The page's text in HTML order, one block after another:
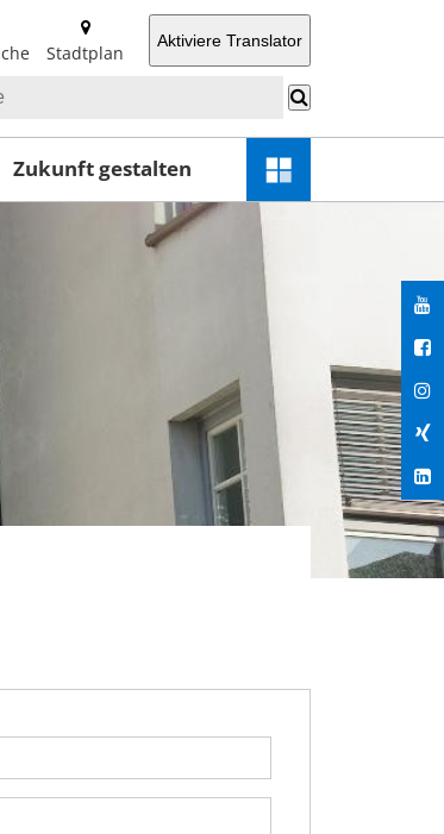
Stadtplan
Aktiviere Translator
Zukunft gestalten
Schnellzugriff-
Menü